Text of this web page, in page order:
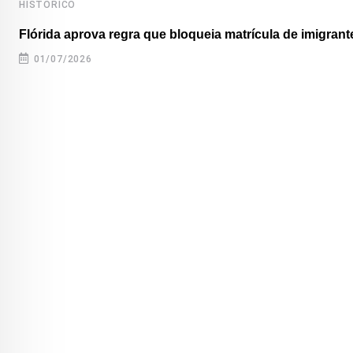
HISTÓRICO
Flórida aprova regra que bloqueia matrícula de
01/07/2026